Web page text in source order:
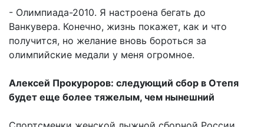
- Олимпиада-2010. Я настроена бегать до
Ванкувера. Конечно, жизнь покажет, как и что
получится, но желание вновь бороться за
олимпийские медали у меня огромное.
Алексей Прокуроров: следующий сбор в Отепя
будет еще более тяжелым, чем нынешний